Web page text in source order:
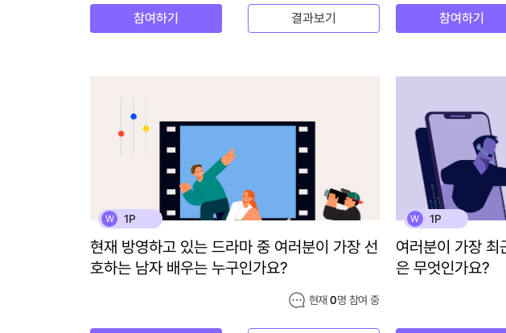
참여하기 결과보기 참여하기
W 1P
현재 방영하고 있는 드라마 중 여러분이 가장 선
호하는 남자 배우는 누구인가요?
현재0명 참여 중
W 1P
여러분이 가장 최
은 무엇인가요?